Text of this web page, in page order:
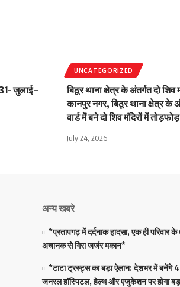
जुलाई –
UNCATEGORIZED
बिठूर थाना क्षेत्र के अंतर्गत दो शिव
कानपुर नगर, बिठूर थाना क्षेत्र के
वार्ड में बने दो शिव मंदिरों में
July 24, 2026
अन्य खबरे
*प्रतापगढ़ में दर्दनाक हादसा, एक ही परिवार के
अचानक से गिरा जर्जर मकान*
*टाटा ट्रस्ट्स का बड़ा ऐलान: देशभर में बनेंगे
जनरल हॉस्पिटल, हेल्थ और एजुकेशन पर होगा